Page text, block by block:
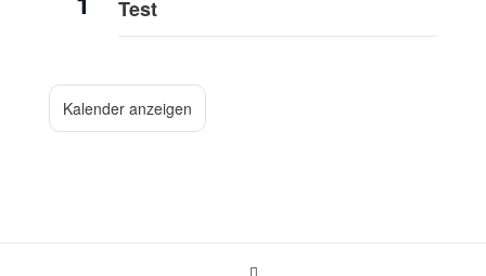
Test
Kalender anzeigen